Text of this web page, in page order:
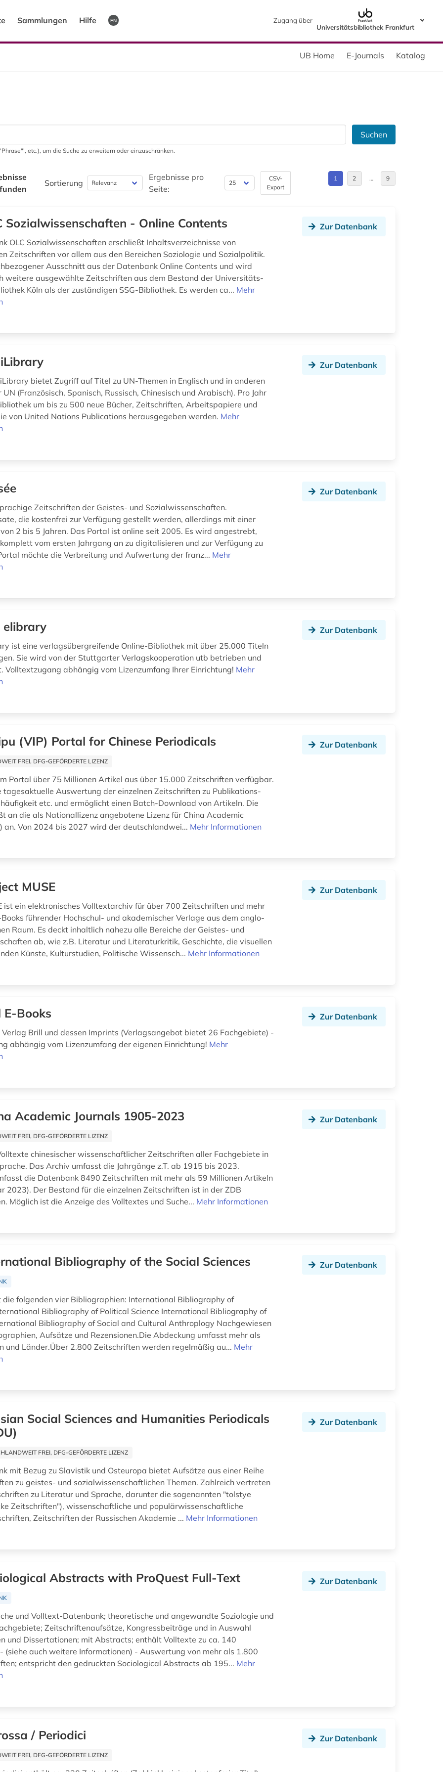
Sammlungen Hilfe EN
Zugang über
Universitätsbibliothek Frankfurt
UB Home E-Journals Katalog
Suchen
etc.), um die Suche zu erweitern oder einzuschränken.
Sortierung
Ergebnisse pro
Seite:
CSV-
Export
1 2 … 9
Sozialwissenschaften - Online Contents
OLC Sozialwissenschaften erschließt Inhaltsverzeichnisse von
Zeitschriften vor allem aus den Bereichen Soziologie und Sozialpolitik.
Ausschnitt aus der Datenbank Online Contents und wird
weitere ausgewählte Zeitschriften aus dem Bestand der Universitäts-
Köln als der zuständigen SSG-Bibliothek. Es werden ca... Mehr
Zur Datenbank
bietet Zugriff auf Titel zu UN-Themen in Englisch und in anderen
UN (Französisch, Spanisch, Russisch, Chinesisch und Arabisch). Pro Jahr
um bis zu 500 neue Bücher, Zeitschriften, Arbeitspapiere und
von United Nations Publications herausgegeben werden. Mehr
Zur Datenbank
Zeitschriften der Geistes- und Sozialwissenschaften.
die kostenfrei zur Verfügung gestellt werden, allerdings mit einer
2 bis 5 Jahren. Das Portal ist online seit 2005. Es wird angestrebt,
vom ersten Jahrgang an zu digitalisieren und zur Verfügung zu
möchte die Verbreitung und Aufwertung der franz... Mehr
Zur Datenbank
elibrary
ist eine verlagsübergreifende Online-Bibliothek mit über 25.000 Titeln
Sie wird von der Stuttgarter Verlagskooperation utb betrieben und
Volltextzugang abhängig vom Lizenzumfang Ihrer Einrichtung! Mehr
Zur Datenbank
(VIP) Portal for Chinese Periodicals
FREI, DFG-GEFÖRDERTE LIZENZ
Portal über 75 Millionen Artikel aus über 15.000 Zeitschriften verfügbar.
tagesaktuelle Auswertung der einzelnen Zeitschriften zu Publikations-
etc. und ermöglicht einen Batch-Download von Artikeln. Die
an die als Nationallizenz angebotene Lizenz für China Academic
an. Von 2024 bis 2027 wird der deutschlandwei... Mehr Informationen
Zur Datenbank
MUSE
ist ein elektronisches Volltextarchiv für über 700 Zeitschriften und mehr
führender Hochschul- und akademischer Verlage aus dem anglo-
Raum. Es deckt inhaltlich nahezu alle Bereiche der Geistes- und
ab, wie z.B. Literatur und Literaturkritik, Geschichte, die visuellen
Künste, Kulturstudien, Politische Wissensch... Mehr Informationen
Zur Datenbank
E-Books
Verlag Brill und dessen Imprints (Verlagsangebot bietet 26 Fachgebiete) -
abhängig vom Lizenzumfang der eigenen Einrichtung! Mehr
Zur Datenbank
Academic Journals 1905-2023
FREI, DFG-GEFÖRDERTE LIZENZ
chinesischer wissenschaftlicher Zeitschriften aller Fachgebiete in
Das Archiv umfasst die Jahrgänge z.T. ab 1915 bis 2023.
die Datenbank 8490 Zeitschriften mit mehr als 59 Millionen Artikeln
2023). Der Bestand für die einzelnen Zeitschriften ist in der ZDB
Möglich ist die Anzeige des Volltextes und Suche... Mehr Informationen
Zur Datenbank
Bibliography of the Social Sciences
die folgenden vier Bibliographien: International Bibliography of
Bibliography of Political Science International Bibliography of
Bibliography of Social and Cultural Anthroplogy Nachgewiesen
Aufsätze und Rezensionen.Die Abdeckung umfasst mehr als
und Länder.Über 2.800 Zeitschriften werden regelmäßig au... Mehr
Zur Datenbank
Social Sciences and Humanities Periodicals
FREI, DFG-GEFÖRDERTE LIZENZ
mit Bezug zu Slavistik und Osteuropa bietet Aufsätze aus einer Reihe
zu geistes- und sozialwissenschaftlichen Themen. Zahlreich vertreten
zu Literatur und Sprache, darunter die sogenannten "tolstye
Zeitschriften"), wissenschaftliche und populärwissenschaftliche
Zeitschriften der Russischen Akademie ... Mehr Informationen
Zur Datenbank
Abstracts with ProQuest Full-Text
und Volltext-Datenbank; theoretische und angewandte Soziologie und
Zeitschriftenaufsätze, Kongressbeiträge und in Auswahl
und Dissertationen; mit Abstracts; enthält Volltexte zu ca. 140
(siehe auch weitere Informationen) - Auswertung von mehr als 1.800
entspricht den gedruckten Sociological Abstracts ab 195... Mehr
Zur Datenbank
/ Periodici
FREI, DFG-GEFÖRDERTE LIZENZ
Zur Datenbank